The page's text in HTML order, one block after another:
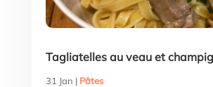
Tagliatelles au veau et
31 Jan | Pâtes